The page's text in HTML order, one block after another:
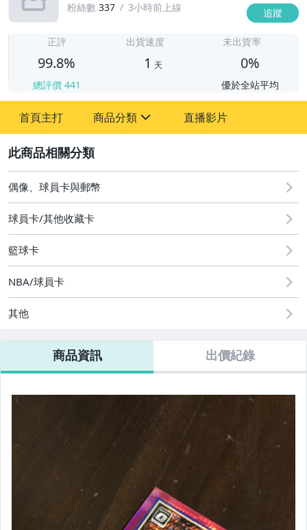
粉絲數 337 3小時前上線 追蹤
正評
99.8%
總評價 441
出貨速度
1 天
未出貨率
0%
優於全站平均
首頁主打 商品分類
偶像、球員卡與郵幣
直播影片
偶像、球員卡與郵幣
球員卡/其他收藏卡
籃球卡
NBA/球員卡
其他
商品資訊 出價紀錄